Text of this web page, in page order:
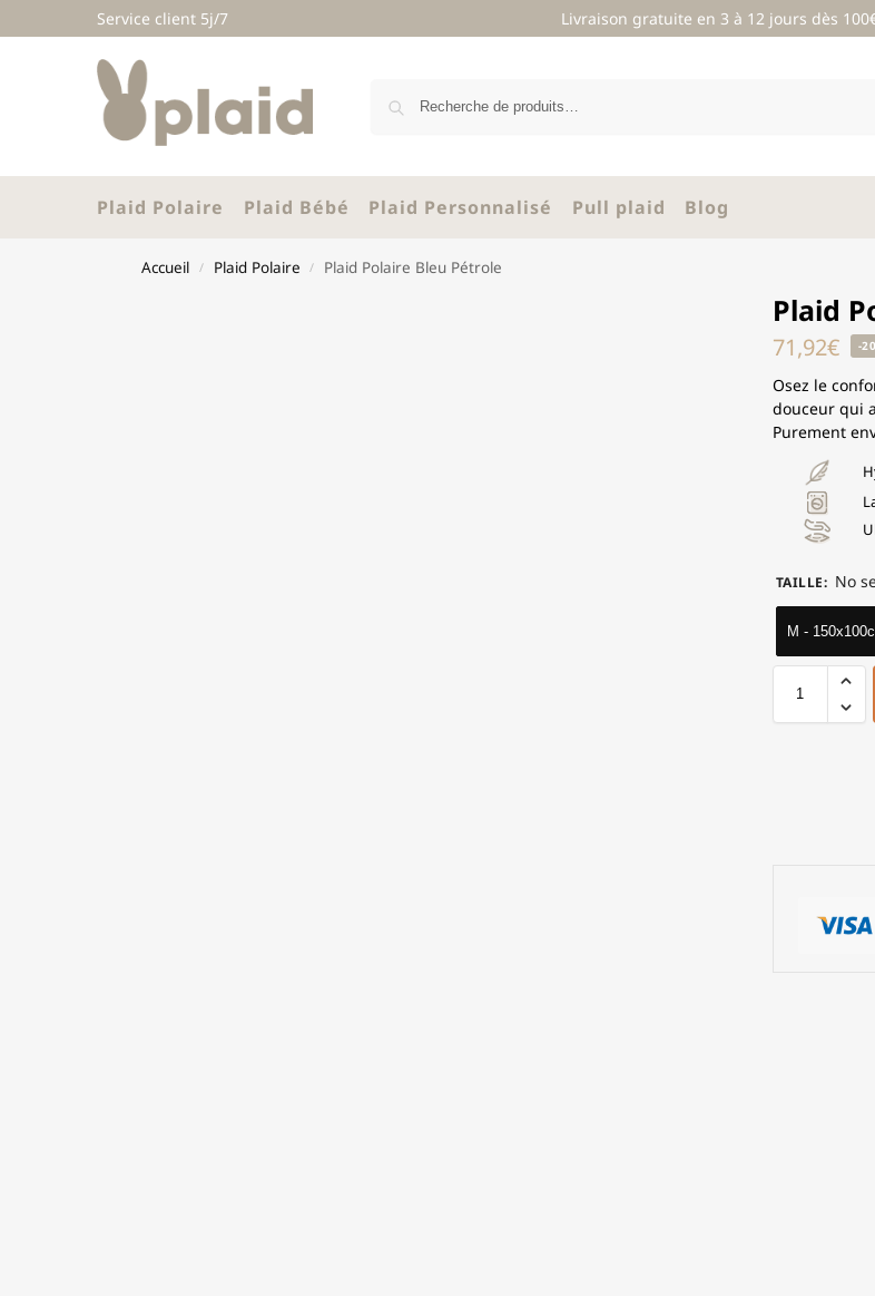
Service client 5j/7 Livraison gratuite en 3 à 12 jours dès
Plaid Polaire Plaid Bébé Plaid Personnalisé Pull plaid Blog
Accueil / Plaid Polaire / Plaid Polaire Bleu Pétrole
Plaid
71,92€ -
Osez le
douceur qui
Purement
TAILLE: No
M -